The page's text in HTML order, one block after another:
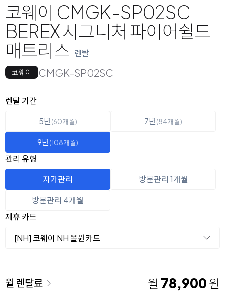
코웨이 CMGK-SP02SC
BEREX 시그니처 파이어쉴드
매트리스 렌탈
코웨이 CMGK-SP02SC
옵션 선택
렌탈 선택
렌탈 기간
5년(60개월) 7년(84개월)
9년(108개월)
관리 유형
자가관리
방문관리 1개월
방문관리 4개월
제휴 카드
[NH] 코웨이 NH 올원카드
이용 요금
월 렌탈료 월 78,900 원